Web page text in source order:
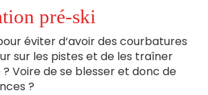
pré-ski
éviter d‘avoir des courbatures
sur les pistes et de les traîner
Voire de se blesser et donc de
?